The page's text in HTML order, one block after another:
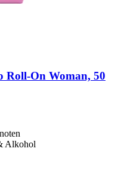
Roll-​On Woman, 50
Alkohol